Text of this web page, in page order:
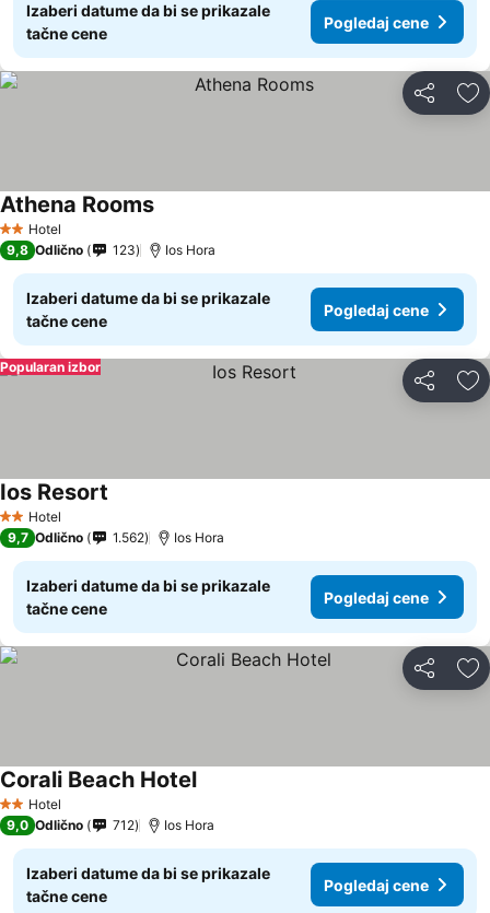
Izaberi datume da bi se prikazale
tačne cene
Pogledaj cene
Deli
2 Zvezdice
Hotel
Athena Rooms
9,8 Odlično 123 Ios Hora
Izaberi datume da bi se prikazale
tačne cene
Pogledaj cene
Deli
Popularan izbor
2 Zvezdice
Hotel
Ios Resort
9,7 Odlično 1.562 Ios Hora
Izaberi datume da bi se prikazale
tačne cene
Pogledaj cene
Deli
2 Zvezdice
Hotel
Corali Beach Hotel
9,0 Odlično 712 Ios Hora
Izaberi datume da bi se prikazale
tačne cene
Pogledaj cene